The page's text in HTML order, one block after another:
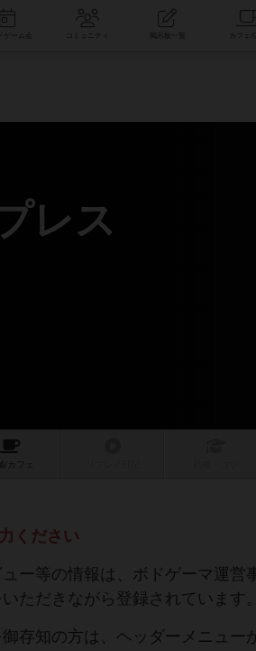
コミュニティ
レス
/ カフェ
ください
ー等の情報は、ボドゲーマ運営
ただきながら登録されています。
存知の方は、ヘッダーメニュー